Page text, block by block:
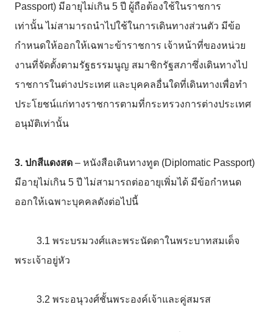
Passport) มีอายุไม่เกิน 5 ปี ผู้ถือต้องใช้ในราชการ
เท่านั้น ไม่สามารถนำไปใช้ในการเดินทางส่วนตัว มีข้อ
กำหนดให้ออกให้เฉพาะข้าราชการ เจ้าหน้าที่ของหน่วย
งานที่จัดตั้งตามรัฐธรรมนูญ สมาชิกรัฐสภาซึ่งเดินทางไป
ราชการในต่างประเทศ และบุคคลอื่นใดที่เดินทางเพื่อทำ
ประโยชน์แก่ทางราชการตามที่กระทรวงการต่างประเทศ
อนุมัติเท่านั้น
3. ปกสีแดงสด – หนังสือเดินทางทูต (Diplomatic Passport)
มีอายุไม่เกิน 5 ปี ไม่สามารถต่ออายุเพิ่มได้ มีข้อกำหนด
ออกให้เฉพาะบุคคลดังต่อไปนี้
3.1 พระบรมวงศ์และพระนัดดาในพระบาทสมเด็จ
พระเจ้าอยู่หัว
3.2 พระอนุวงศ์ชั้นพระองค์เจ้าและคู่สมรส